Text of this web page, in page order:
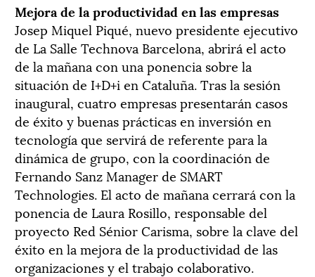
Mejora de la productividad en las empresas
Josep Miquel Piqué, nuevo presidente ejecutivo
de La Salle Technova Barcelona, abrirá el acto
de la mañana con una ponencia sobre la
situación de I+D+i en Cataluña. Tras la sesión
inaugural, cuatro empresas presentarán casos
de éxito y buenas prácticas en inversión en
tecnología que servirá de referente para la
dinámica de grupo, con la coordinación de
Fernando Sanz Manager de SMART
Technologies. El acto de mañana cerrará con la
ponencia de Laura Rosillo, responsable del
proyecto Red Sénior Carisma, sobre la clave del
éxito en la mejora de la productividad de las
organizaciones y el trabajo colaborativo.